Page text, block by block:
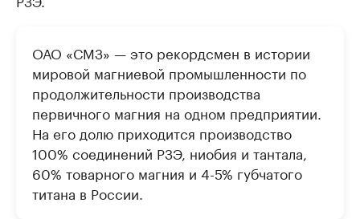
ОАО «СМЗ» — это рекордсмен в истории
мировой магниевой промышленности по
продолжительности производства
первичного магния на одном предприятии.
На его долю приходится производство
100% соединений РЗЭ, ниобия и тантала,
60% товарного магния и 4-5% губчатого
титана в России.